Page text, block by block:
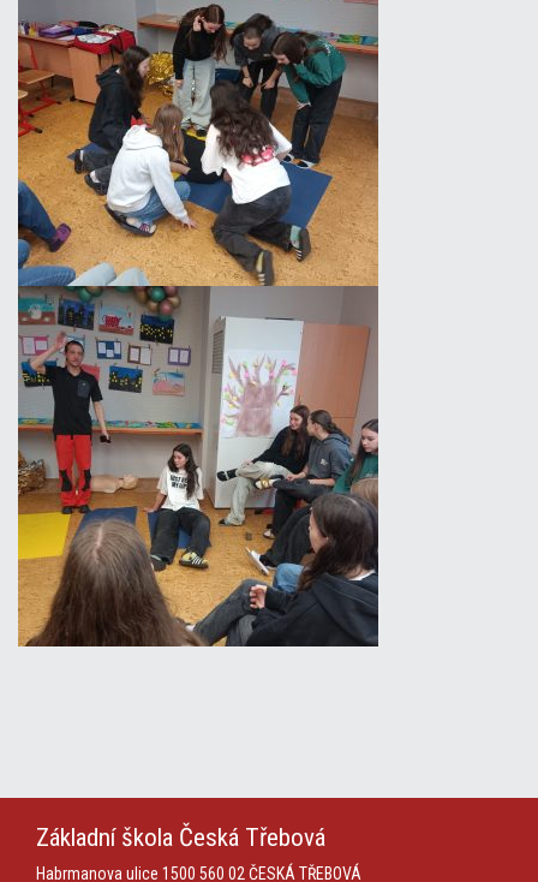
Základní škola Česká Třebová
Habrmanova ulice 1500 560 02 ČESKÁ TŘEBOVÁ